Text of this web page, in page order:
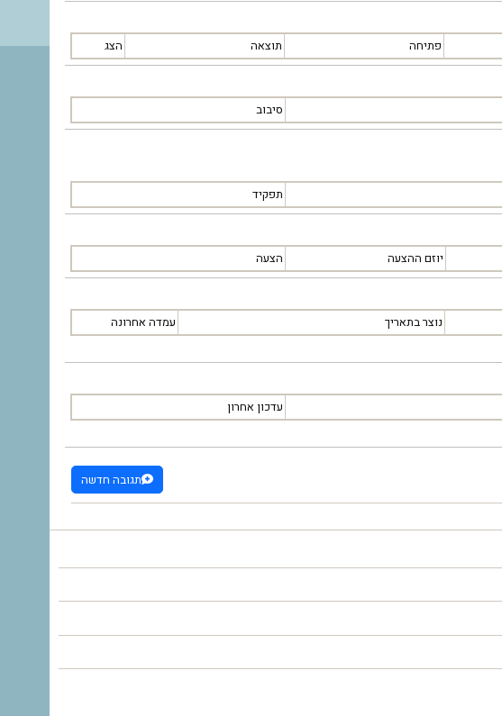
פתיחה תוצאה הצג
סיבוב
תפקיד
יוזם ההצעה הצעה
נוצר בתאריך עמדה אחרונה
עדכון אחרון
תגובה חדשה